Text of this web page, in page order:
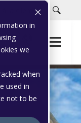
in
we
when
used in
not to be
à la clientèle